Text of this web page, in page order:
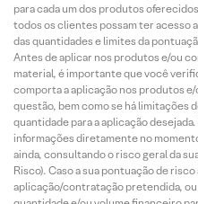
para cada um dos produtos
todos os clientes possam ter acesso
das quantidades e limites da
Antes de aplicar nos produtos e/ou
material, é importante que você
comporta a aplicação nos produtos
questão, bem como se há limitações
quantidade para a aplicação
informações diretamente no
ainda, consultando o risco geral da
Risco). Caso a sua pontuação de
aplicação/contratação pretendida,